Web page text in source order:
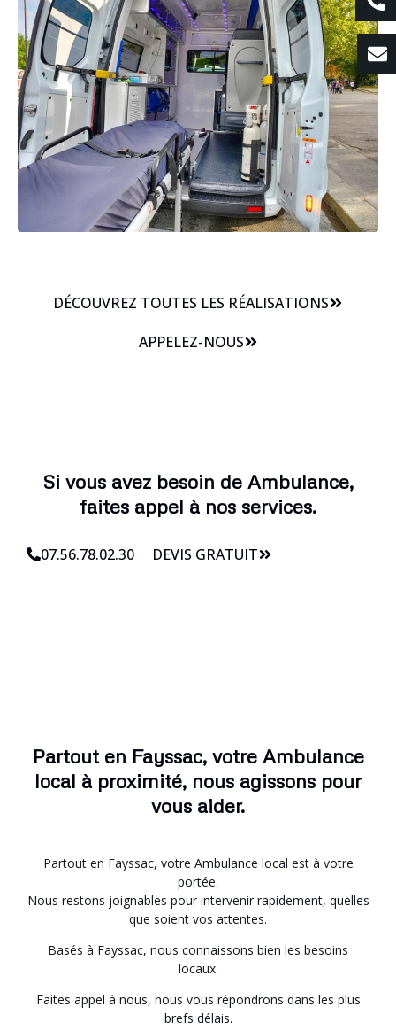
DÉCOUVREZ TOUTES LES RÉALISATIONS
APPELEZ-NOUS
Si vous avez besoin de Ambulance,
faites appel à nos services.
07.56.78.02.30 DEVIS GRATUIT
Partout en Fayssac, votre Ambulance
local à proximité, nous agissons pour
vous aider.
Partout en Fayssac, votre Ambulance local est à votre
portée.
Nous restons joignables pour intervenir rapidement, quelles
que soient vos attentes.
Basés à Fayssac, nous connaissons bien les besoins
locaux.
Faites appel à nous, nous vous répondrons dans les plus
brefs délais.